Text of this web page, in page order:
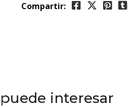
Compartir:
interesar